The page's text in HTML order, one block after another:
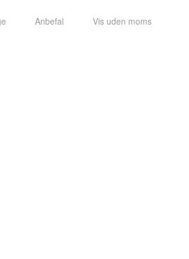
Anbefal Vis uden moms